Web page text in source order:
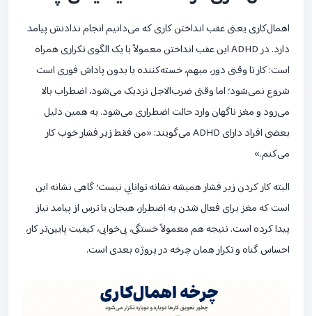
اهمال‌کاری یعنی عقب انداختن کاری که می‌دانیم انجام ندادنش پیامد
دارد. در ADHD این عقب انداختن معمولاً با یک الگوی تکراری همراه
است: کار تا وقتی دور، مبهم، خسته‌کننده یا بدون پاداش فوری است
شروع نمی‌شود؛ اما وقتی ضرب‌الاجل نزدیک می‌شود، اضطراب بالا
می‌رود و مغز ناگهان وارد حالت اضطراری می‌شود. به همین دلیل
بعضی افراد دارای ADHD می‌گویند: «من فقط زیر فشار خوب کار
می‌کنم.»
البته کار کردن زیر فشار همیشه نشانه توانایی نیست؛ گاهی نشانه این
است که مغز برای فعال شدن به اضطرار، هیجان یا ترس از پیامد نیاز
پیدا کرده است. نتیجه هم معمولاً خستگی، بی‌خوابی، کیفیت پایین‌تر کار،
احساس گناه و تکرار همان چرخه در پروژه بعدی است.